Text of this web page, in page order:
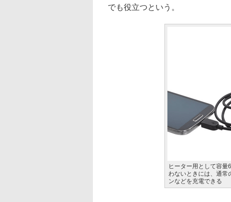
でも役立つという。
ヒーター用として容
わないときには、通常
ンなどを充電できる